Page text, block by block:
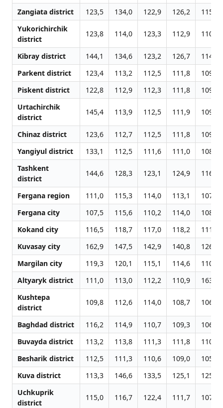
Zangiata district 123,5 134,0 122,9 126,2
115,3
Yukorichirchik
district
123,8 114,0 123,3 112,9 110,6
Kibray district 144,1 134,6 123,2 126,7
114,1
Parkent district
123,4 113,2 112,5 111,8
109,8
Piskent district
122,8 112,9 112,3 111,8
109,8
Urtachirchik
district
145,4 113,9 112,5 111,9 109,6
Chinaz district 123,6 112,7 112,5 111,8
109,8
Yangiyul district
133,1 112,5 111,6 111,0
108,9
Tashkent
district
144,6 128,3 123,1 124,9 116,7
Fergana region 111,0 115,3 114,0 113,1
107,4
Fergana city
107,5 115,6 110,2 114,0
108,2
Kokand city
116,5 118,7 117,0 118,2
111,8
Kuvasay city
162,9 147,5 142,9 140,8
126,6
Margilan city
119,3 120,1 115,1 114,6
110,3
Altyaryk district
111,0 113,0 112,2 110,9
163,0
Kushtepa
district
109,8 112,6 114,0 108,7 106,7
Baghdad district 116,2 114,9 110,7 109,3
106,4
Buvayda district
113,2 113,8 111,3 111,8
110,7
Besharik district
112,5 111,3 110,6 109,0
105,8
Kuva district
113,3 146,6 133,5 125,1
125,8
Uchkuprik
district
115,0 116,7 122,4 111,7 107,9